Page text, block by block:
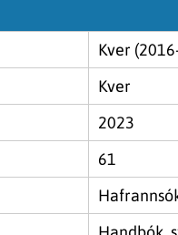
Kver
Kver
2023
61